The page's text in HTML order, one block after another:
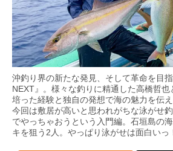
沖釣り界の新たな発見、そして革命を目
NEXT』。様々な釣りに精通した高橋哲
培った経験と独自の発想で海の魅力を伝え
今回は敷居が高いと思われがちな泳がせ
でやっちゃおうという入門編。石垣島の
キを狙う2人。やっぱり泳がせは面白いっ